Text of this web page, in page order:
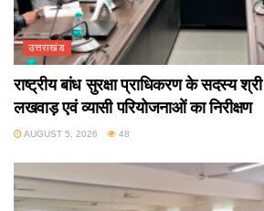
उत्तराखंड
राष्ट्रीय बांध सुरक्षा प्राधिकरण के सदस्य
लखवाड़ एवं व्यासी परियोजनाओं का निरीक्षण
AUGUST 5, 2026 48